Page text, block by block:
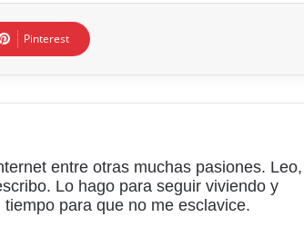
Pinterest
entre otras muchas pasiones. Leo,
Lo hago para seguir viviendo y
para que no me esclavice.